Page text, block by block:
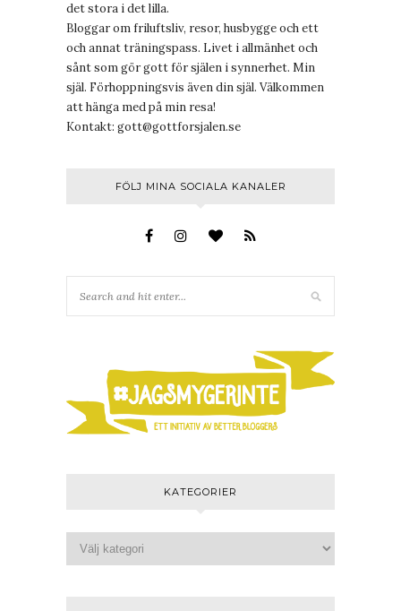
det stora i det lilla.
Bloggar om friluftsliv, resor, husbygge och ett
och annat träningspass. Livet i allmänhet och
sånt som gör gott för själen i synnerhet. Min
själ. Förhoppningsvis även din själ. Välkommen
att hänga med på min resa!
Kontakt: gott@gottforsjalen.se
FÖLJ MINA SOCIALA KANALER
KATEGORIER